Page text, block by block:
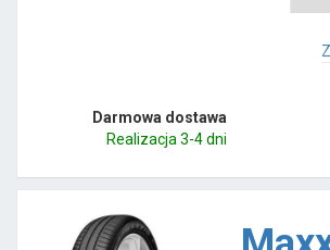
Darmowa dostawa
Realizacja 3-4 dni